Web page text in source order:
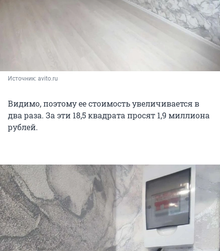
Источник: avito.ru
Видимо, поэтому ее стоимость увеличивается в
два раза. За эти 18,5 квадрата просят 1,9 миллиона
рублей.